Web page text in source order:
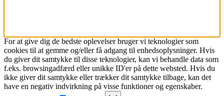
For at give dig de bedste oplevelser bruger vi teknologier som
cookies til at gemme og/eller få adgang til enhedsoplysninger. Hvis
du giver dit samtykke til disse teknologier, kan vi behandle data som
f.eks. browsingadfærd eller unikke ID'er på dette websted. Hvis du
ikke giver dit samtykke eller trækker dit samtykke tilbage, kan det
have en negativ indvirkning på visse funktioner og egenskaber.